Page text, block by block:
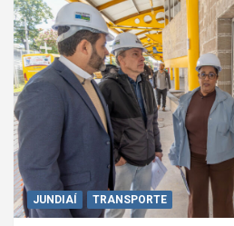
JUNDIAÍ TRANSPORTE